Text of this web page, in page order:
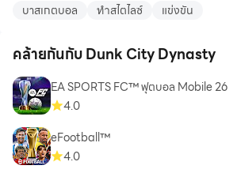
บาสเกตบอล ทำสไตไลซ์ แข่งขัน
คล้ายกันกับ Dunk City Dynasty
EA SPORTS FC™ ฟุตบอล Mobile 26
4.0
eFootball™
4.0